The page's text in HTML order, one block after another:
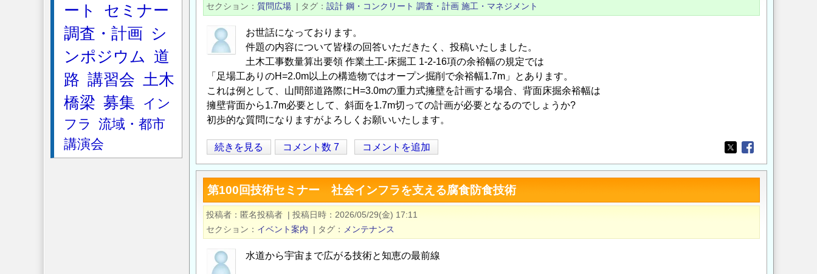
事
／
建
技
術
者
の
め
の
情
報
発
信
サ
イ
セクション
質問広場 | タグ 設計 鋼・コンクリート 調査・計画 施工・マネジメント
お世話になっております。
件題の内容について皆様の回答いただきたく、投稿いたしました。
土木工事数量算出要領 作業土工-床掘工 1-2-16項の余裕幅の規定では
「足場工ありのH=2.0m以上の構造物ではオープン掘削で余裕幅1.7m」とあります。
これは例として、山間部道路際にH=3.0mの重力式擁壁を計画する場合、背面床掘余裕幅は
擁壁背面から1.7m必要として、斜面を1.7m切っての計画が必要となるのでしょうか?
初歩的な質問になりますがよろしくお願いいたします。
擁
壁
高
2.0m
以
の
際
の
続きを見る コメント数 7 コメントを追加
Opens in a new
Opens in a new
第100回技術セミナー 社会インフラを支える腐食防食技術
投稿者 匿名投稿者 | 投稿日時
2026/05/29(金) 17:11
セクション
イベント案内 | タグ メンテナンス
水道から宇宙まで広がる技術と知恵の最前線
ート
セミナー
調査・計画
シ
ンポジウム 道
路 講習会 土木
橋梁 募集
イン
フラ
流域・都市
講演会